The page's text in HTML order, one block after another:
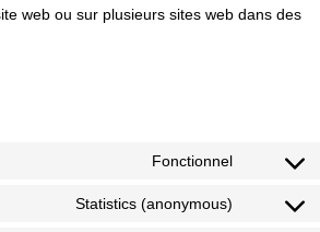
web ou sur plusieurs sites web dans des
Fonctionnel
Statistics (anonymous)